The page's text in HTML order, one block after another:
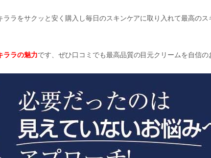
ラをサクッと安く購入し毎日のスキンケアに取り入れて最高の
ララの魅力です、ぜひ口コミでも最高品質の目元クリームを自信の